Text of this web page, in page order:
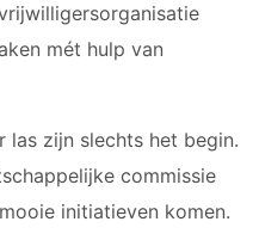
mét hulp van
las zijn slechts het begin.
commissie
initiatieven komen.